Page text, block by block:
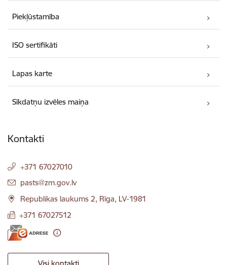
Piekļūstamība
ISO sertifikāti
Lapas karte
Sīkdatņu izvēles maiņa
Kontakti
+371 67027010
E-pasts:
pasts@zm.gov.lv
Republikas laukums 2, Rīga, LV-1981
+371 67027512
Visi kontakti